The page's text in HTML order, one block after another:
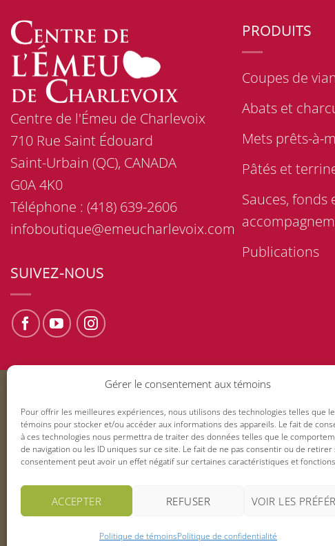
Gérer le consentement aux témoins
Pour offrir les meilleures expériences, nous utilisons des technologies telles que
témoins pour stocker et/ou accéder aux informations des appareils. Le fait de
à ces technologies nous permettra de traiter des données telles que le
de navigation ou les ID uniques sur ce site. Le fait de ne pas consentir ou de retirer
consentement peut avoir un effet négatif sur certaines caractéristiques et
ACCEPTER REFUSER VOIR LES
Politique de témoinsPolitique de confidentialité
Centre de l'Émeu de Charlevoix
710 Rue Saint Édouard
Saint-Urbain (QC), CANADA
G0A 4K0
Téléphone : (418) 639-2606
infoboutique@emeucharlevoix.com
SUIVEZ-NOUS
PRODUITS
Coupes de
Abats et
Mets prêts-à-
Pâtés et
Sauces, fonds
Publications